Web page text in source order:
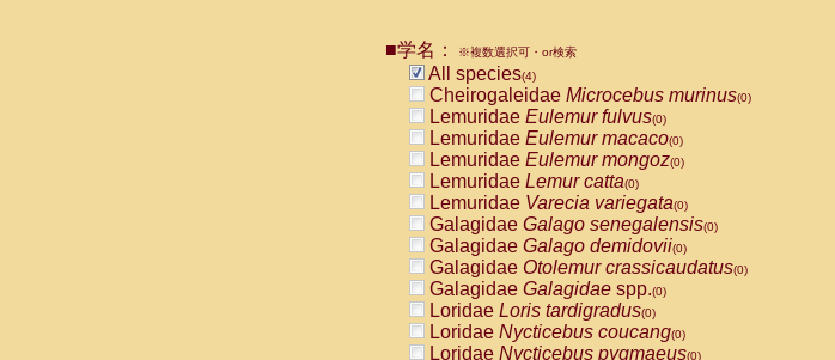
CercopithecidaeCercocebus torquatus atys
Cercopithecidae
CercopithecidaeCercocebus torquatus torquatus
CercopithecidaeCercocebus
CercopithecidaeCercocebusspp.
CercopithecidaeLophocebus albigena
CercopithecidaePapio anubis
CercopithecidaePapio cynocephalus
CercopithecidaePapio hamadryas
CercopithecidaePapio papio(0)
CercopithecidaePapiospp.(0)
CercopithecidaeMandrillus leucophaeus
CercopithecidaeMandrillus sphinx
CercopithecidaeTheropithecus gelada
CercopithecidaeMacaca arctoides
■学名： ※複数選択可・or検索
All species(4)
Cheirogaleidae Microcebus murinus(0)
Lemuridae Eulemur fulvus(0)
Lemuridae Eulemur macaco(0)
Lemuridae Eulemur mongoz(0)
Lemuridae Lemur catta(0)
Lemuridae Varecia variegata(0)
Galagidae Galago senegalensis(0)
Galagidae Galago demidovii(0)
Galagidae Otolemur crassicaudatus(0)
Galagidae Galagidae spp.(0)
Loridae Loris tardigradus(0)
Loridae Nycticebus coucang(0)
Loridae Nycticebus pygmaeus(0)